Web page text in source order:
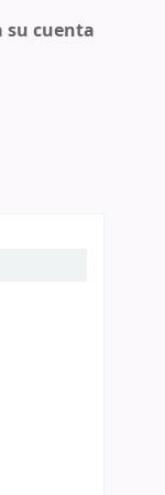
su cuenta